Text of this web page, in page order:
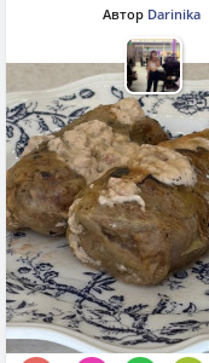
Автор Darinika